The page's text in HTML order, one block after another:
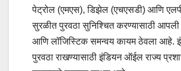
पेट्रोल (एमएस), डिझेल (एचएसडी) आणि
सुरळीत पुरवठा सुनिश्चित करण्यासाठी आपली
आणि लॉजिस्टिक समन्वय कायम ठेवला आहे.
पुरवठा राखण्यासाठी इंडियन ऑईल राज्य